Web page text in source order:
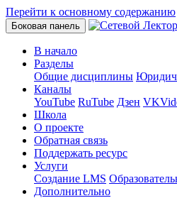
Перейти к основному содержанию
Боковая панель
В начало
Разделы
Общие дисциплины
Каналы
YouTube RuTube Дзен
Школа
О проекте
Обратная связь
Поддержать ресурс
Услуги
Создание LMS
Дополнительно